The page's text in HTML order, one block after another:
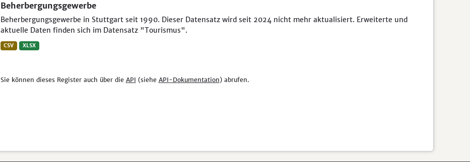
Beherbergungsgewerbe
Beherbergungsgewerbe in Stuttgart seit 1990. Dieser Datensatz wird seit 2024 nicht mehr aktualisiert. Erweiterte und
aktuelle Daten finden sich im Datensatz "Tourismus".
CSV XLSX
Sie können dieses Register auch über die API (siehe API-Dokumentation) abrufen.